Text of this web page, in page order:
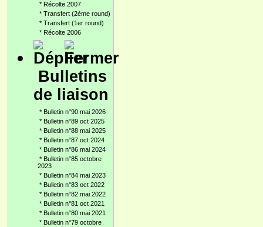
* Récolte 2007
* Transfert (2ème round)
* Transfert (1er round)
* Récolte 2006
Bulletins
de liaison
* Bulletin n°90 mai 2026
* Bulletin n°89 oct 2025
* Bulletin n°88 mai 2025
* Bulletin n°87 oct 2024
* Bulletin n°86 mai 2024
* Bulletin n°85 octobre
2023
* Bulletin n°84 mai 2023
* Bulletin n°83 oct 2022
* Bulletin n°82 mai 2022
* Bulletin n°81 oct 2021
* Bulletin n°80 mai 2021
* Bulletin n°79 octobre